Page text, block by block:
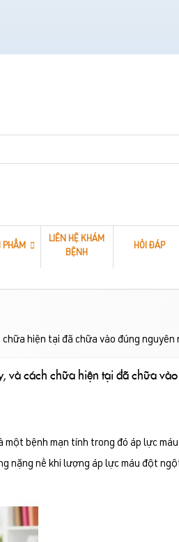
PHẨM
LIÊN HỆ KHÁM
BỆNH
HỎI ĐÁP
hiện tại đã chữa vào đúng nguyên
và cách chữa hiện tại đã chữa
bệnh mạn tính trong đó áp lực
nặng nề khi lượng áp lực máu đột